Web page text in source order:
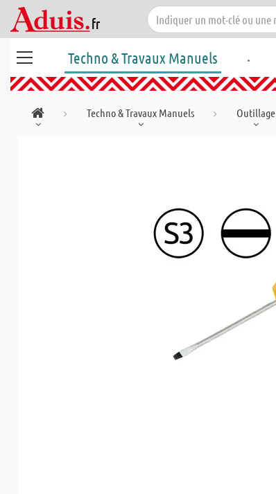
Techno & Travaux Manuels .
Techno & Travaux Manuels Outillage